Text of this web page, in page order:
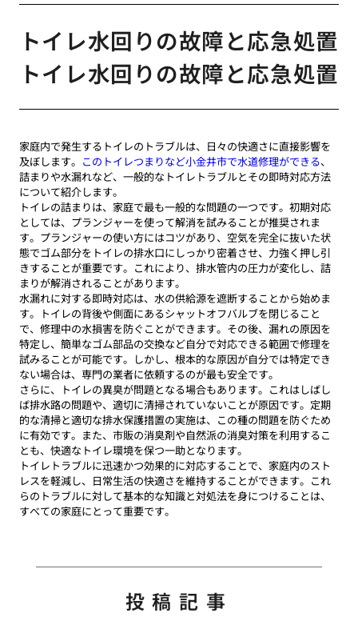
トイレ水回りの故障と応急処置
トイレ水回りの故障と応急処置
家庭内で発生するトイレのトラブルは、日々の快適さに直接影響を
及ぼします。 このトイレつまりなど小金井市で水道修理ができる、
詰まりや水漏れなど、一般的なトイレトラブルとその即時対応方法
について紹介します。
トイレの詰まりは、家庭で最も一般的な問題の一つです。初期対応
としては、プランジャーを使って解消を試みることが推奨されま
す。プランジャーの使い方にはコツがあり、空気を完全に抜いた状
態でゴム部分をトイレの排水口にしっかり密着させ、力強く押し引
きすることが重要です。これにより、排水管内の圧力が変化し、詰
まりが解消されることがあります。
水漏れに対する即時対応は、水の供給源を遮断することから始めま
す。トイレの背後や側面にあるシャットオフバルブを閉じること
で、修理中の水損害を防ぐことができます。その後、漏れの原因を
特定し、簡単なゴム部品の交換など自分で対応できる範囲で修理を
試みることが可能です。しかし、根本的な原因が自分では特定でき
ない場合は、専門の業者に依頼するのが最も安全です。
さらに、トイレの異臭が問題となる場合もあります。これはしばし
ば排水路の問題や、適切に清掃されていないことが原因です。定期
的な清掃と適切な排水保護措置の実施は、この種の問題を防ぐため
に有効です。また、市販の消臭剤や自然派の消臭対策を利用するこ
とも、快適なトイレ環境を保つ一助となります。
トイレトラブルに迅速かつ効果的に対応することで、家庭内のスト
レスを軽減し、日常生活の快適さを維持することができます。これ
らのトラブルに対して基本的な知識と対処法を身につけることは、
すべての家庭にとって重要です。
投稿記事